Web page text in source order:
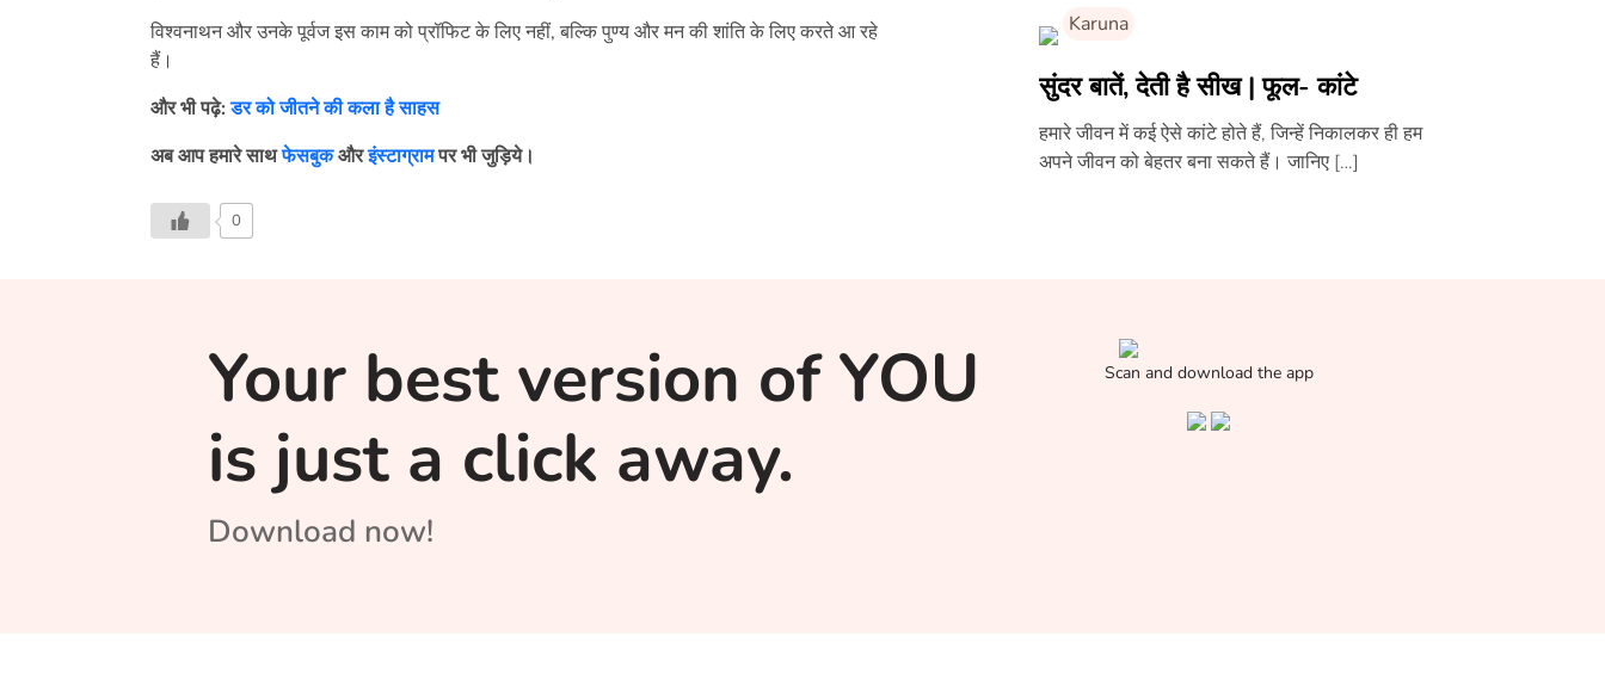
विश्वनाथन और उनके पूर्वज इस काम को प्रॉफिट के लिए नहीं, बल्कि पुण्य और मन की शांति के लिए करते आ रहे
हैं।
और भी पढ़े:डर को जीतने की कला है साहस
अब आप हमारे साथफेसबुकऔरइंस्टाग्रामपर भी जुड़िये।
0
Karuna
सुंदर बातें, देती है सीख | फूल- कांटे
हमारे जीवन में कई ऐसे कांटे होते हैं, जिन्हें निकालकर ही हम
अपने जीवन को बेहतर बना सकते हैं। जानिए […]
Your best version of YOU
is just a click away.
Download now!
Scan and download the app